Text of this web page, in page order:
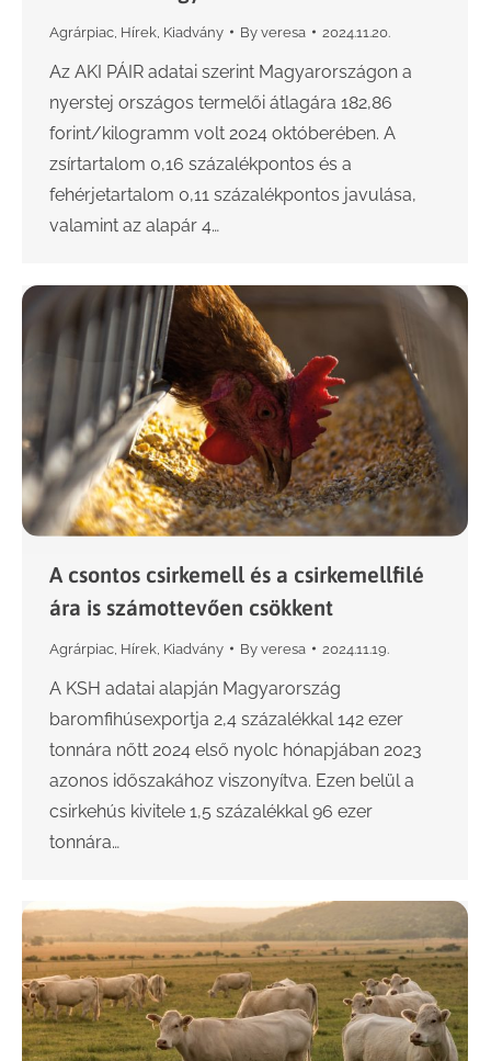
Agrárpiac Hírek Kiadvány By veresa 2024.11.20.
Az AKI PÁIR adatai szerint Magyarországon a
nyerstej országos termelői átlagára 182,86
forint/kilogramm volt 2024 októberében. A
zsírtartalom 0,16 százalékpontos és a
fehérjetartalom 0,11 százalékpontos javulása,
valamint az alapár 4…
A csontos csirkemell és a csirkemellfilé
ára is számottevően csökkent
Agrárpiac Hírek Kiadvány By veresa 2024.11.19.
A KSH adatai alapján Magyarország
baromfihúsexportja 2,4 százalékkal 142 ezer
tonnára nőtt 2024 első nyolc hónapjában 2023
azonos időszakához viszonyítva. Ezen belül a
csirkehús kivitele 1,5 százalékkal 96 ezer
tonnára…